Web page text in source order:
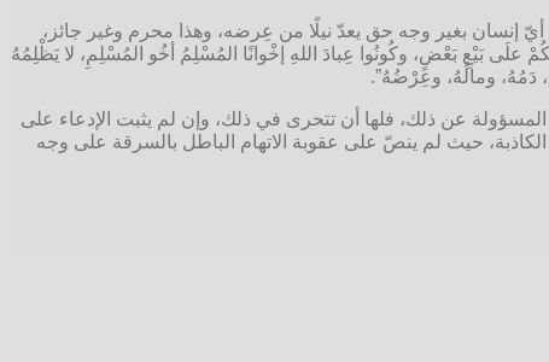
أيّ إنسان بغير وجه حق يعدّ نيلًا من عِرضه، وهذا محرم وغير جائز،
ولا يَبِعْ بَعْضُكُمْ علَى بَيْعِ بَعْضٍ، وكُونُوا عِبادَ اللهِ إخْوانًا المُسْلِمُ أخُو المُسْلِمِ، لا يَظْلِمُهُ
دَمُهُ، ومالُهُ، وعِرْضُهُ”.
عن ذلك، فلها أن تتحرى في ذلك، وإن لم يثبت الإدعاء على
حيث لم ينصّ على عقوبة الاتهام الباطل بالسرقة على وجه